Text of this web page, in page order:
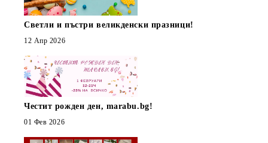
Светли и пъстри великденски празници!
12 Апр 2026
Честит рожден ден, marabu.bg!
01 Фев 2026